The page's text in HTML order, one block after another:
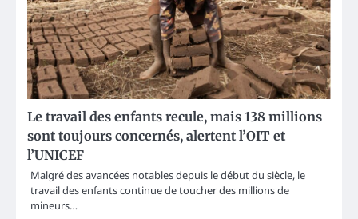
Le travail des enfants recule, mais 138 millions
sont toujours concernés, alertent l’OIT et
l’UNICEF
Malgré des avancées notables depuis le début du siècle, le
travail des enfants continue de toucher des millions de
mineurs…